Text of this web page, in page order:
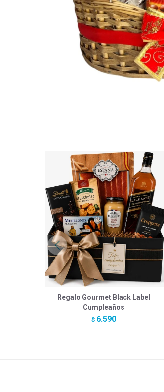
Regalo Gourmet Black Label
Cumpleaños
$ 6.590